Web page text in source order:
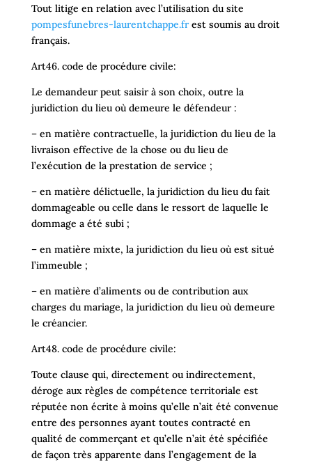
Tout litige en relation avec l’utilisation du site
pompesfunebres-laurentchappe.frest soumis au droit
français.
Art46. code de procédure civile:
Le demandeur peut saisir à son choix, outre la
juridiction du lieu où demeure le défendeur :
– en matière contractuelle, la juridiction du lieu de la
livraison effective de la chose ou du lieu de
l’exécution de la prestation de service ;
– en matière délictuelle, la juridiction du lieu du fait
dommageable ou celle dans le ressort de laquelle le
dommage a été subi ;
– en matière mixte, la juridiction du lieu où est situé
l’immeuble ;
– en matière d’aliments ou de contribution aux
charges du mariage, la juridiction du lieu où demeure
le créancier.
Art48. code de procédure civile:
Toute clause qui, directement ou indirectement,
déroge aux règles de compétence territoriale est
réputée non écrite à moins qu’elle n’ait été convenue
entre des personnes ayant toutes contracté en
qualité de commerçant et qu’elle n’ait été spécifiée
de façon très apparente dans l’engagement de la